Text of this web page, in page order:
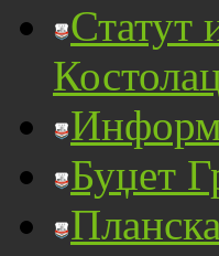
Статут
Буџет